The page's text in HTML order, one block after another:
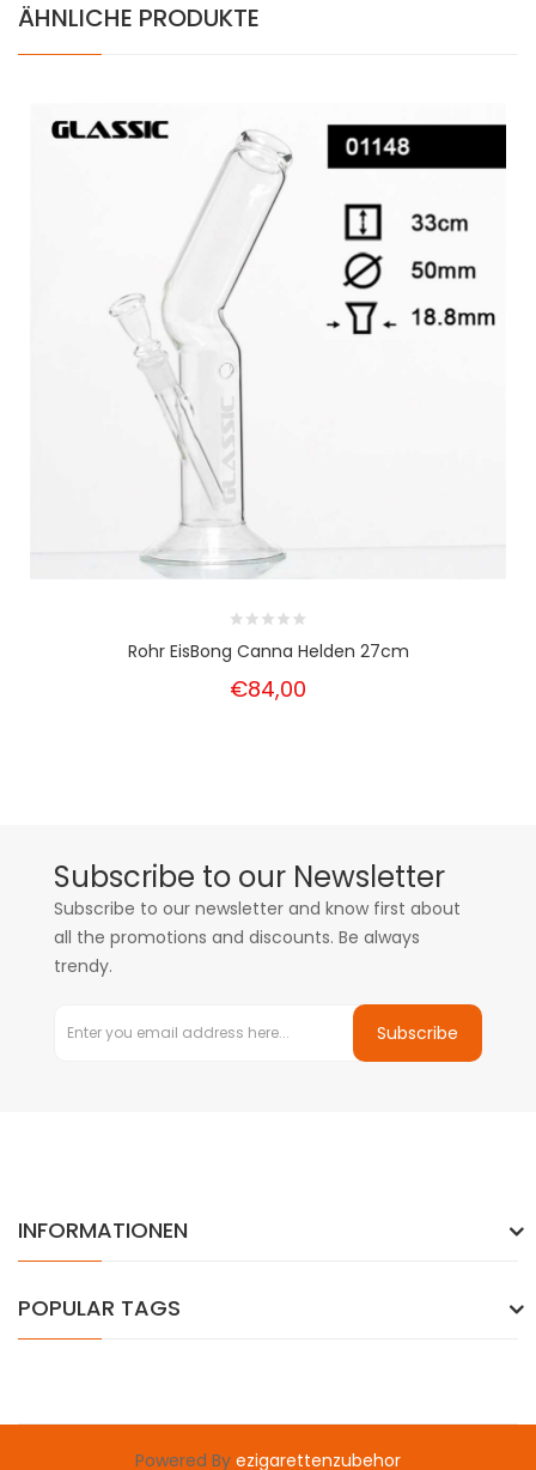
ÄHNLICHE PRODUKTE
Rohr EisBong Canna Helden 27cm
€84,00
Subscribe to our Newsletter
Subscribe to our newsletter and know first about
all the promotions and discounts. Be always
trendy.
Subscribe
INFORMATIONEN
POPULAR TAGS
Powered By ezigarettenzubehor